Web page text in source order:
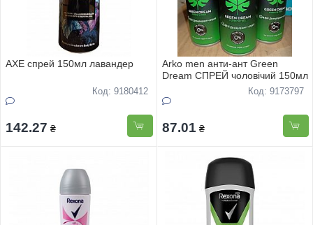
AXE спрей 150мл лавандер
Код: 9180412
142.27 ₴
Arko men анти-ант Green
Dream СПРЕЙ чоловічий 150мл
Код: 9173797
87.01 ₴